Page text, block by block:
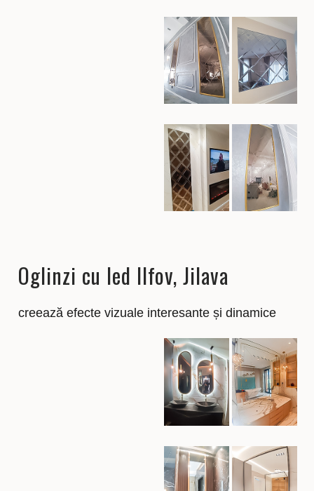
Oglinzi cu led Ilfov, Jilava
creează efecte vizuale interesante și dinamice